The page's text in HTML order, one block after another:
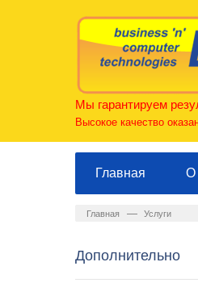
Мы гарантируем
Высокое качество
Главная О
Главная — Услуги
Дополнительно